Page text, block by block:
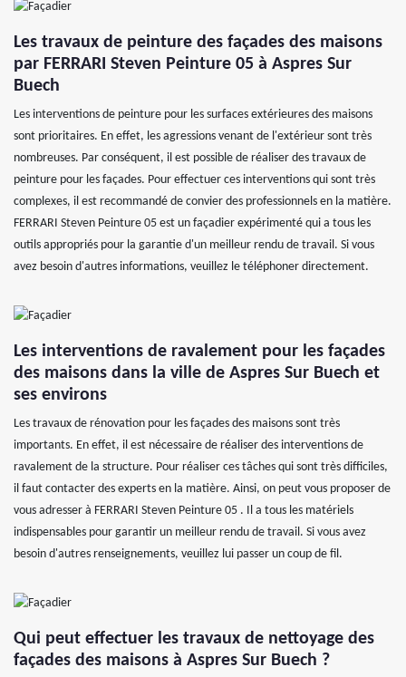
Les travaux de peinture des façades des maisons
par FERRARI Steven Peinture 05 à Aspres Sur
Buech
Les interventions de peinture pour les surfaces extérieures des maisons
sont prioritaires. En effet, les agressions venant de l'extérieur sont très
nombreuses. Par conséquent, il est possible de réaliser des travaux de
peinture pour les façades. Pour effectuer ces interventions qui sont très
complexes, il est recommandé de convier des professionnels en la matière.
FERRARI Steven Peinture 05 est un façadier expérimenté qui a tous les
outils appropriés pour la garantie d'un meilleur rendu de travail. Si vous
avez besoin d'autres informations, veuillez le téléphoner directement.
Les interventions de ravalement pour les façades
des maisons dans la ville de Aspres Sur Buech et
ses environs
Les travaux de rénovation pour les façades des maisons sont très
importants. En effet, il est nécessaire de réaliser des interventions de
ravalement de la structure. Pour réaliser ces tâches qui sont très difficiles,
il faut contacter des experts en la matière. Ainsi, on peut vous proposer de
vous adresser à FERRARI Steven Peinture 05 . Il a tous les matériels
indispensables pour garantir un meilleur rendu de travail. Si vous avez
besoin d'autres renseignements, veuillez lui passer un coup de fil.
Qui peut effectuer les travaux de nettoyage des
façades des maisons à Aspres Sur Buech ?